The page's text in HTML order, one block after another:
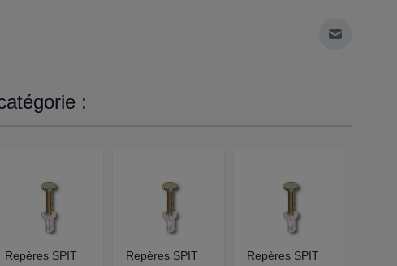
Envoyer à
:
Repères SPIT
Repères SPIT
Repères SPIT